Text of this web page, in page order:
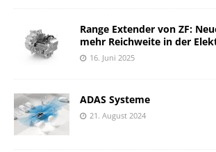
Range Extender von ZF:
mehr Reichweite in der
16. Juni 2025
ADAS Systeme
21. August 2024